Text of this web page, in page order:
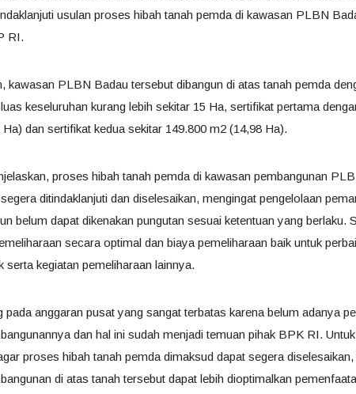
usulan proses hibah tanah pemda di kawasan PLBN
RI.
kawasan PLBN Badau tersebut dibangun di atas tanah pemda
keseluruhan kurang lebih sekitar 15 Ha, sertifikat pertama
dan sertifikat kedua sekitar 149.800 m2 (14,98 Ha).
proses hibah tanah pemda di kawasan pembangunan
ditindaklanjuti dan diselesaikan, mengingat pengelolaan
belum dapat dikenakan pungutan sesuai ketentuan yang berlaku.
secara optimal dan biaya pemeliharaan baik untuk
serta kegiatan pemeliharaan lainnya.
pada anggaran pusat yang sangat terbatas karena belum adanya
dan hal ini sudah menjadi temuan pihak BPK RI.
proses hibah tanah pemda dimaksud dapat segera diselesaikan,
di atas tanah tersebut dapat lebih dioptimalkan